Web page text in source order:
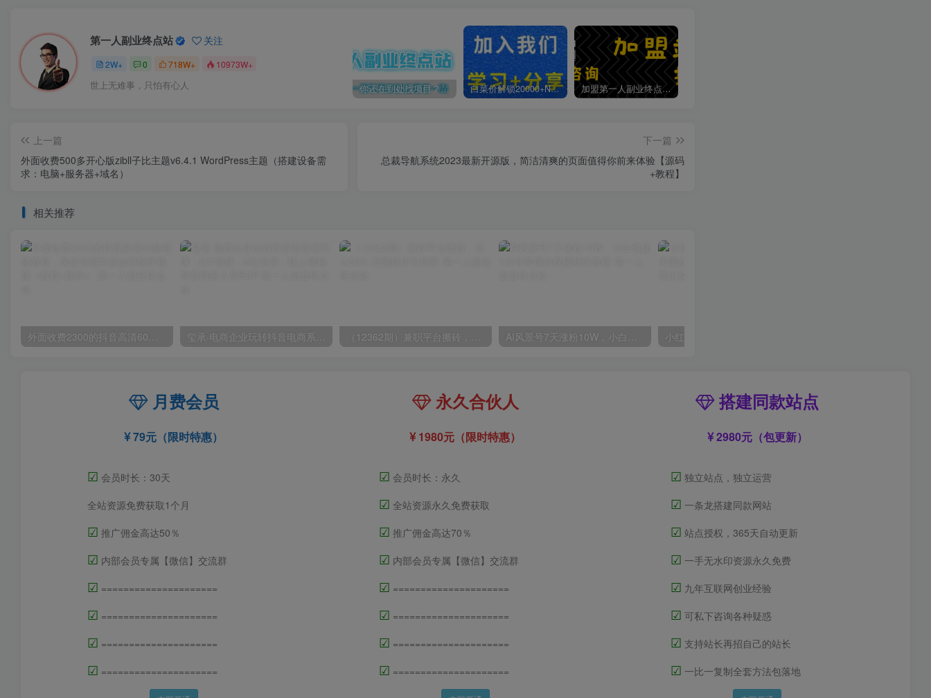
第一人副业终点站 关注
2W+ 0 718W+ 10973W+
世上无难事，只怕有心人 你还在到处找项目？还在当韭菜？我靠卖项目一个月收入5万+，曾经我也是个失败者。 白菜价解锁20000+N个赚钱机会，加入第一人副业终点站会员，全站资源免费学习。 加盟第一人副业终点站，搭建同款项目资源站，实现日入2000+
上一篇
外面收费500多开心版zibll子比主题v6.4.1 WordPress主题（搭建设备需
求：电脑+服务器+域名）
下一篇
总裁导航系统2023最新开源版，简洁清爽的页面值得你前来体验【源码
+教程】
相关推荐
外面收费2300的抖音高清60帧视频教程，保证你能学会如何制作视频（教程+插件） 玺承·电商企业玩转抖音电商系列课，6大维度，6位老师，线上揭秘抖音商家入局SOP （12362期）兼职平台搬砖，日入500+无脑操作可矩阵 AI风景号7天涨粉10W，小白也能1分钟掌握的视频制作教程
月费会员
79元（限时特惠）
☑ 会员时长：30天
全站资源免费获取1个月
☑ 推广佣金高达50％
☑ 内部会员专属【微信】交流群
☑ =====================
☑ =====================
☑ =====================
☑ =====================
永久合伙人
1980元（限时特惠）
☑ 会员时长：永久
☑ 全站资源永久免费获取
☑ 推广佣金高达70％
☑ 内部会员专属【微信】交流群
☑ =====================
☑ =====================
☑ =====================
☑ =====================
搭建同款站点
2980元（包更新）
☑ 独立站点，独立运营
☑ 一条龙搭建同款网站
☑ 站点授权，365天自动更新
☑ 一手无水印资源永久免费
☑ 九年互联网创业经验
☑ 可私下咨询各种疑惑
☑ 支持站长再招自己的站长
☑ 一比一复制全套方法包落地